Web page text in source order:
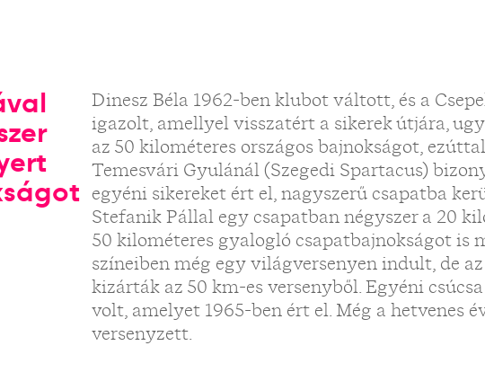
Dinesz Béla 1962-ben klubot váltott, és a
igazolt, amellyel visszatért a sikerek útjára,
az 50 kilométeres országos bajnokságot,
Temesvári Gyulánál (Szegedi Spartacus)
egyéni sikereket ért el, nagyszerű csapatba
Stefanik Pállal egy csapatban négyszer a 20
50 kilométeres gyalogló csapatbajnokságot is
színeiben még egy világversenyen indult, de
kizárták az 50 km-es versenyből. Egyéni
volt, amelyet 1965-ben ért el. Még a hetvenes
versenyzett.